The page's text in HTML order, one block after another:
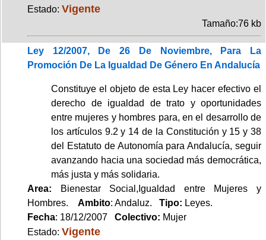
Estado: Vigente
Tamaño:76 kb
Ley 12/2007, De 26 De Noviembre, Para La
Promoción De La Igualdad De Género En Andalucía
Constituye el objeto de esta Ley hacer efectivo el
derecho de igualdad de trato y oportunidades
entre mujeres y hombres para, en el desarrollo de
los artículos 9.2 y 14 de la Constitución y 15 y 38
del Estatuto de Autonomía para Andalucía, seguir
avanzando hacia una sociedad más democrática,
más justa y más solidaria.
Area: Bienestar Social,Igualdad entre Mujeres y
Hombres. Ambito: Andaluz. Tipo: Leyes.
Fecha: 18/12/2007 Colectivo: Mujer
Estado: Vigente